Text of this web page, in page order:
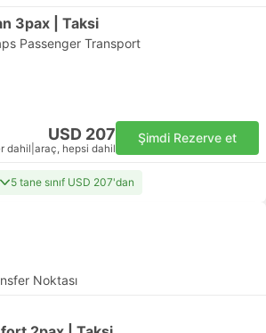
3pax | Taksi
Passenger Transport
USD 207
dahil araç, hepsi dahil
Şimdi Rezerve et
5 tane sınıf USD 207'dan
Noktası